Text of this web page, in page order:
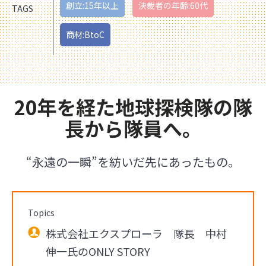
TAGS 創立:15年以上 決裁者の年齢:60代
商材:BtoC
20年を経た地球探検隊の隊
長から隊員へ。
“永遠の一瞬”を紡いだ先にあったもの。
Topics
株式会社エクスプローラ 隊長 中村
伸一氏のONLY STORY